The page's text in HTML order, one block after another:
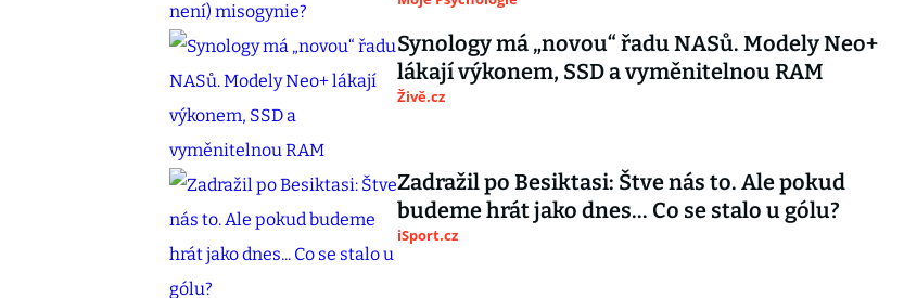
Synology má „novou“ řadu NASů. Modely Neo+
lákají výkonem, SSD a vyměnitelnou RAM
Živě.cz
Zadražil po Besiktasi: Štve nás to. Ale pokud
budeme hrát jako dnes... Co se stalo u gólu?
iSport.cz